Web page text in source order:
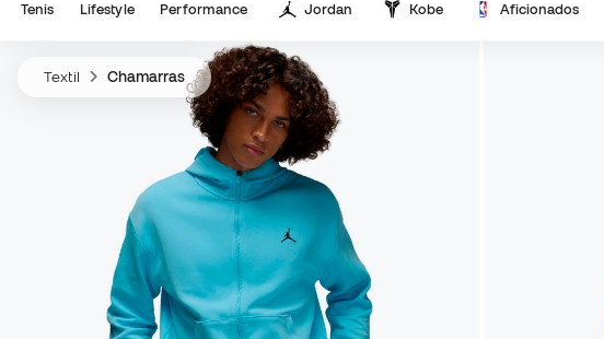
Tenis Lifestyle Performance Jordan Kobe Aficionados
Textil Chamarras